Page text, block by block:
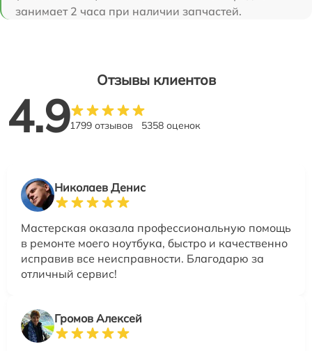
занимает 2 часа при наличии запчастей.
Отзывы клиентов
4.91799 отзывов 5358 оценок
Николаев Денис
Мастерская оказала профессиональную помощь
в ремонте моего ноутбука, быстро и качественно
исправив все неисправности. Благодарю за
отличный сервис!
Громов Алексей